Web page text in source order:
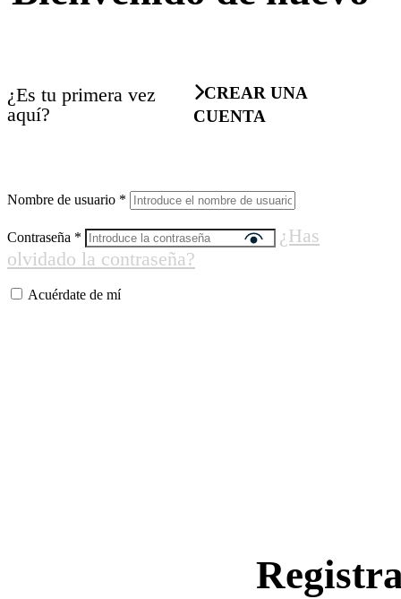
¿Es tu primera vez
aquí?
CREAR UNA
CUENTA
Nombre de usuario *
Contraseña *
¿Has
olvidado la contraseña?
Acuérdate de mí